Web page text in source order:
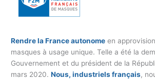
Rendre la France autonome en
masques à usage unique. Telle a été la
Gouvernement et du président de la
mars 2020.Nous, industriels français,